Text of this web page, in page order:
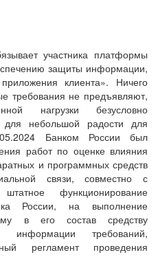
участника платформы
защиты информации,
клиента». Ничего
требования не предъявляют,
нагрузки безусловно
небольшой радости для
Банком России был
работ по оценке влияния
и программных средств
связи, совместно с
функционирование
России, на выполнение
в его состав средству
информации требований,
регламент проведения